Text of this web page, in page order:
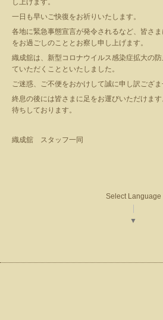
し上げます。
一日も早いご快復をお祈りいたします。
各地に緊急事態宣言が発令されるなど、皆さ
をお過ごしのこととお察し申し上げます。
織成舘は、新型コロナウイルス感染症拡大の
ていただくことといたしました。
ご迷惑、ご不便をおかけして誠に申し訳ござま
終息の後には皆さまに足をお運びいただけま
待ちしております。
織成舘 スタッフ一同
Select Language
▼